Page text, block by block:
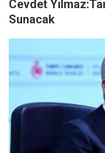
Cevdet
Sunacak